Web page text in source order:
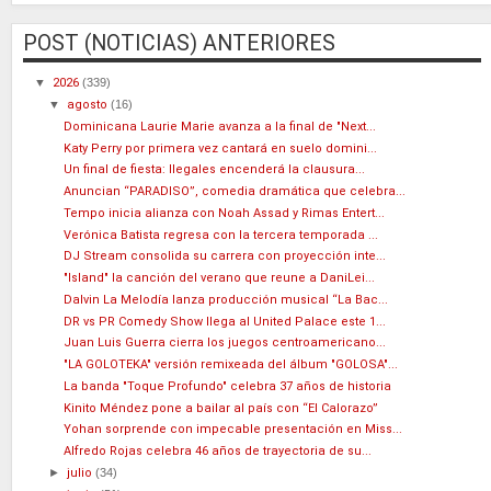
POST (NOTICIAS) ANTERIORES
▼ 2026 (339)
▼ agosto(16)
Dominicana Laurie Marie avanza a la final de "Next...
Katy Perry por primera vez cantará en suelo domini...
Un final de fiesta: Ilegales encenderá la clausura...
Anuncian “PARADISO”, comedia dramática que celebra...
Tempo inicia alianza con Noah Assad y Rimas Entert...
Verónica Batista regresa con la tercera temporada ...
DJ Stream consolida su carrera con proyección inte...
"Island" la canción del verano que reune a DaniLei...
Dalvin La Melodía lanza producción musical “La Bac...
DR vs PR Comedy Show llega al United Palace este 1...
Juan Luis Guerra cierra los juegos centroamericano...
"LA GOLOTEKA" versión remixeada del álbum "GOLOSA"...
La banda "Toque Profundo" celebra 37 años de historia
Kinito Méndez pone a bailar al país con “El Calorazo”
Yohan sorprende con impecable presentación en Miss...
Alfredo Rojas celebra 46 años de trayectoria de su...
►julio(34)